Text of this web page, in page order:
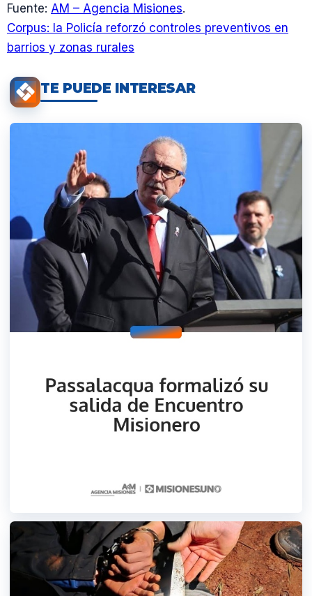
Fuente: AM – Agencia Misiones.
Corpus: la Policía reforzó controles preventivos en
barrios y zonas rurales
TE PUEDE INTERESAR